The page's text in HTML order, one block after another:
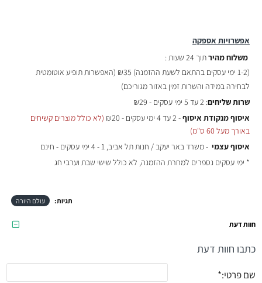
אפשרויות אספקה
משלוח מהירתוך 24 שעות :
(1-2 ימי עסקים בהתאם לשעת ההזמנה)
₪35 (האפשרות תופיע אוטומטית
לבחירה במידה והשרות זמין באזור מגוריכם)
שרות שליחים: 2 עד 5 ימי עסקים - ₪29
איסוף מנקודת איסוף- 2 עד 4 ימי עסקים - ₪20
(לא כולל מוצרים קשיחים
באורך מעל 60 ס"מ)
איסוף עצמי - משרד באר יעקב / חנות תל אביב, 1 - 4 ימי עסקים - חינם
* ימי עסקים נספרים למחרת ההזמנה, לא כולל שישי שבת וערבי חג
תגיות: עולם היורה
חוות דעת
כתבו חוות דעת
שם פרטי: